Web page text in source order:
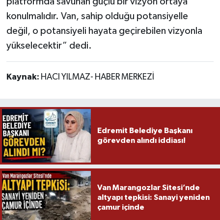
konulmalıdır. Van, sahip olduğu potansiyelle
değil, o potansiyeli hayata geçirebilen vizyonla
yükselecektir” dedi.
Kaynak: HACI YILMAZ- HABER MERKEZİ
Edremit Belediye Başkanı
görevden alındı iddiası!
Van Marangozlar Sitesi’nde
altyapı tepkisi: Sanayi yeniden
çamur içinde